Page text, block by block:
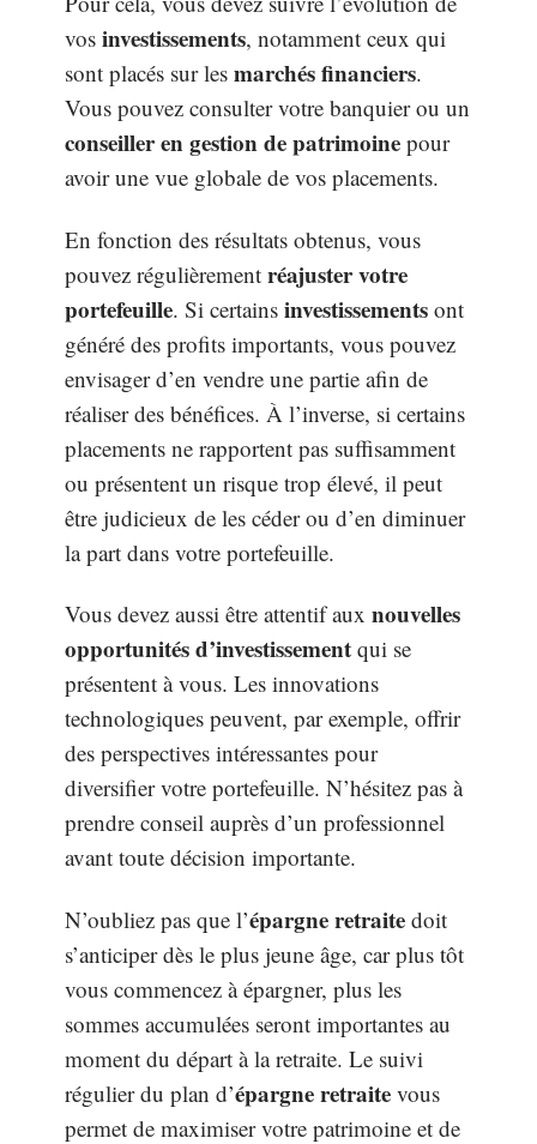
vos investissements, notamment ceux qui
sont placés sur les marchés financiers.
Vous pouvez consulter votre banquier ou un
conseiller en gestion de patrimoine pour
avoir une vue globale de vos placements.
En fonction des résultats obtenus, vous
pouvez régulièrement réajuster votre
portefeuille. Si certains investissements ont
généré des profits importants, vous pouvez
envisager d’en vendre une partie afin de
réaliser des bénéfices. À l’inverse, si certains
placements ne rapportent pas suffisamment
ou présentent un risque trop élevé, il peut
être judicieux de les céder ou d’en diminuer
la part dans votre portefeuille.
Vous devez aussi être attentif aux nouvelles
opportunités d’investissement qui se
présentent à vous. Les innovations
technologiques peuvent, par exemple, offrir
des perspectives intéressantes pour
diversifier votre portefeuille. N’hésitez pas à
prendre conseil auprès d’un professionnel
avant toute décision importante.
N’oubliez pas que l’épargne retraite doit
s’anticiper dès le plus jeune âge, car plus tôt
vous commencez à épargner, plus les
sommes accumulées seront importantes au
moment du départ à la retraite. Le suivi
régulier du plan d’épargne retraite vous
permet de maximiser votre patrimoine et de